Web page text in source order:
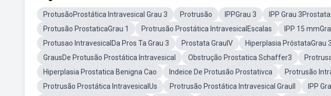
ProtusãoProstática Intravesical Grau 3 Protrusão IPPGrau 3 IPP Grau 3Prostata
Protusão ProstaticaGrau 1
Protrusão Prostática IntravesicalEscalas
IPP 15
Protusao IntravesicalDa Pros Ta Grau 3
Prostata GrauIV
Hiperplasia PróstataGrau 3
GrausDe Protusão Prostática Intravesical
Obstrução Prostatica Schaffer3
Hiperplasia Prostatica Benigna Cao
Indeice De Protusão Prostativca
Protrusão
Protrusão Prostática IntravesicalUs
Protrusão Prostática Intravesical GrauII
IPP